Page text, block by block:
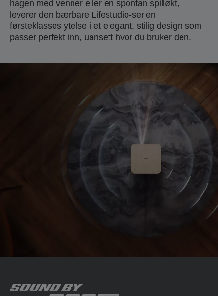
hagen med venner eller en spontan spilløkt,
leverer den bærbare Lifestudio-serien
førsteklasses ytelse i et elegant, stilig design som
passer perfekt inn, uansett hvor du bruker den.